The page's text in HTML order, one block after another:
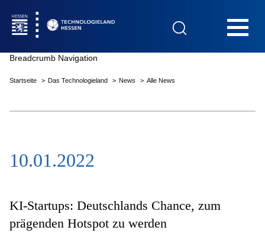
Das Technologieland
Innovationsfelder
Breadcrumb Navigation
Startseite Das Technologieland News Alle News
10.01.2022
KI-Startups: Deutschlands Chance, zum
prägenden Hotspot zu werden